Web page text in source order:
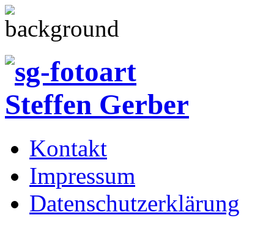
Kontakt
Impressum
Datenschutzerklärung